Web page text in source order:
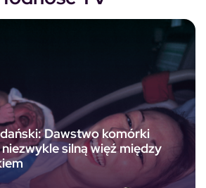
Dawstwo komórki
silną więź między